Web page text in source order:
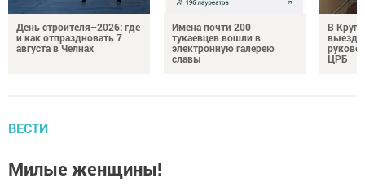
День строителя–2026: где
и как отпраздновать 7
августа в Челнах
Имена почти 200
тукаевцев вошли в
электронную галерею
славы
В
ЦРБ
ВЕСТИ
Милые женщины!